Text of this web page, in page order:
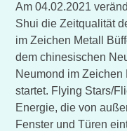
Am 04.02.2021
Shui die Zeitqualität
im Zeichen Metall
dem chinesischen
Neumond im Zeichen
startet. Flying Stars/
Energie, die von
Fenster und Türen